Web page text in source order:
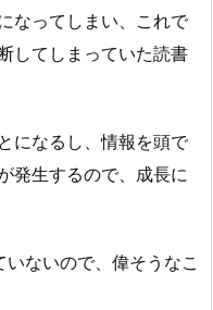
なってしまい、これで
してしまっていた読書
になるし、情報を頭で
発生するので、成長に
ないので、偉そうなこ